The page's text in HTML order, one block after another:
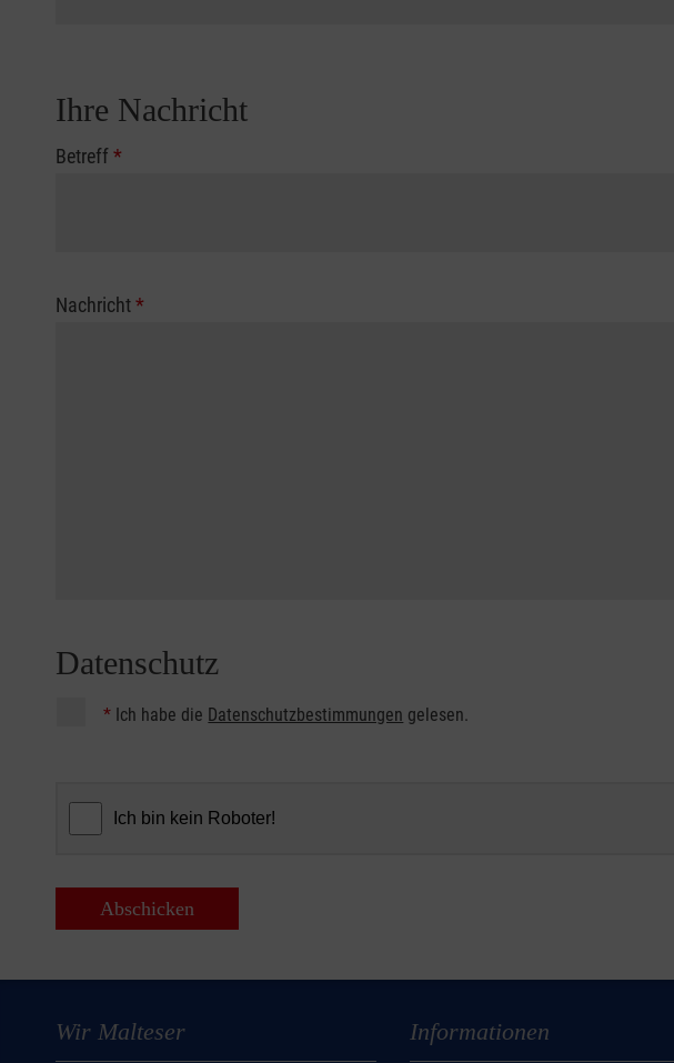
Ihre Nachricht
Betreff*
Nachricht*
Datenschutz
* Ich habe die Datenschutzbestimmungen gelesen.
Abschicken
Wir Malteser Informationen